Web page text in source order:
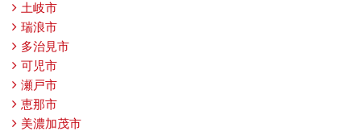
土岐市
瑞浪市
多治見市
可児市
瀬戸市
恵那市
美濃加茂市